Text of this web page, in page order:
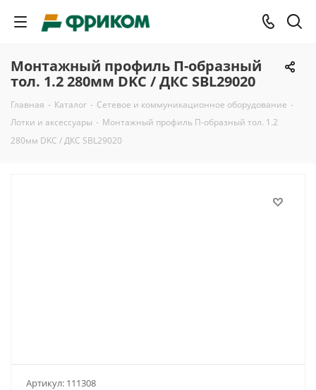
Монтажный профиль П-образный
тол. 1.2 280мм DKC / ДКС SBL29020
Главная - Каталог - Сетевое и коммуникационное оборудование -
Лотки и аксессуары - Монтажный профиль П-образный тол. 1.2
280мм DKC / ДКС SBL29020
Артикул: 111308